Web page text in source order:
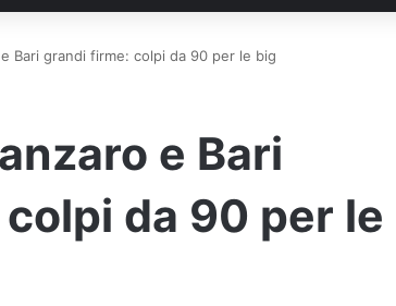
Bari grandi firme: colpi da 90 per le big
e Bari
da 90 per le